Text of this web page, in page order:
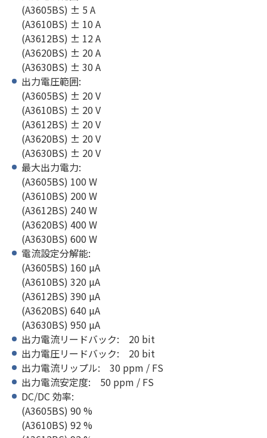
(A3605BS) ± 5 A
(A3610BS) ± 10 A
(A3612BS) ± 12 A
(A3620BS) ± 20 A
(A3630BS) ± 30 A
出力電圧範囲:
(A3605BS) ± 20 V
(A3610BS) ± 20 V
(A3612BS) ± 20 V
(A3620BS) ± 20 V
(A3630BS) ± 20 V
最大出力電力:
(A3605BS) 100 W
(A3610BS) 200 W
(A3612BS) 240 W
(A3620BS) 400 W
(A3630BS) 600 W
電流設定分解能:
(A3605BS) 160 µA
(A3610BS) 320 µA
(A3612BS) 390 µA
(A3620BS) 640 µA
(A3630BS) 950 µA
出力電流リードバック: 20 bit
出力電圧リードバック: 20 bit
出力電流リップル: 30 ppm / FS
出力電流安定度: 50 ppm / FS
DC/DC 効率:
(A3605BS) 90 %
(A3610BS) 92 %